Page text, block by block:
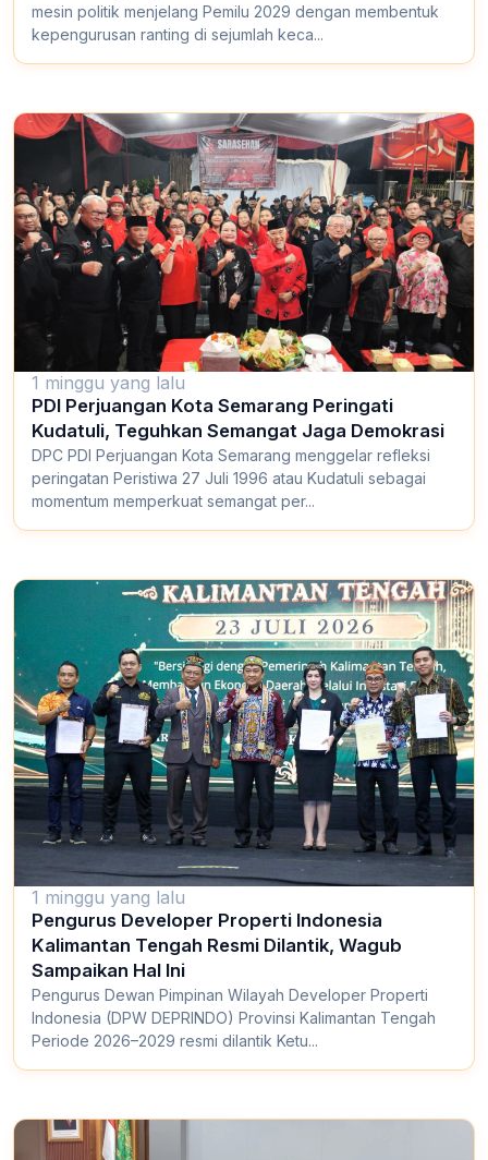
mesin politik menjelang Pemilu 2029 dengan membentuk
kepengurusan ranting di sejumlah keca...
1 minggu yang lalu
PDI Perjuangan Kota Semarang Peringati
Kudatuli, Teguhkan Semangat Jaga Demokrasi
DPC PDI Perjuangan Kota Semarang menggelar refleksi
peringatan Peristiwa 27 Juli 1996 atau Kudatuli sebagai
momentum memperkuat semangat per...
1 minggu yang lalu
Pengurus Developer Properti Indonesia
Kalimantan Tengah Resmi Dilantik, Wagub
Sampaikan Hal Ini
Pengurus Dewan Pimpinan Wilayah Developer Properti
Indonesia (DPW DEPRINDO) Provinsi Kalimantan Tengah
Periode 2026–2029 resmi dilantik Ketu...